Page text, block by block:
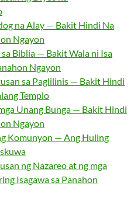
na Alay — Bakit Hindi Na
Ngayon
Biblia — Bakit Wala ni Isa
Ngayon
sa Paglilinis — Bakit Hindi
Templo
Unang Bunga — Bakit Hindi
Ngayon
Komunyon — Ang Huling
ng Nazareo at ng mga
Isagawa sa Panahon